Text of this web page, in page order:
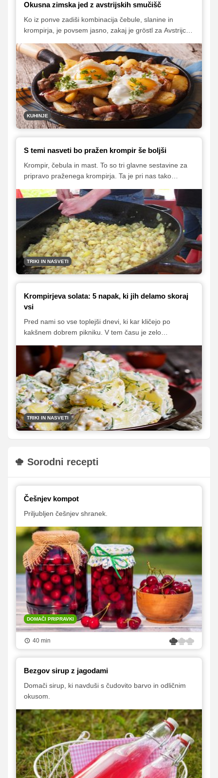
Okusna zimska jed z avstrijskih smučišč
Ko iz ponve zadiši kombinacija čebule, slanine in
krompirja, je povsem jasno, zakaj je gröstl za Avstrijce
celodnevnem smučanju, saj hitro vrača moč in
energijo, primeren pa je tudi kot krepek obrok, ki si ga
privoščimo na hladen zimski dan.
KUHINJE
S temi nasveti bo pražen krompir še boljši
Krompir, čebula in mast. To so tri glavne sestavine za
pripravo praženega krompirja. Ta je pri nas tako
ga priznali za samostojno jed. Še vedno ga namreč
največkrat uživamo kot prilogo mesu in klobasam.
TRIKI IN NASVETI
Krompirjeva solata: 5 napak, ki jih delamo skoraj
vsi
Pred nami so vse toplejši dnevi, ki kar kličejo po
kakšnem dobrem pikniku. V tem času je zelo
raznoraznim dobrotam z žara. Za vas smo pripravili
nekaj nasvetov, s katerimi se boste izognili
nepotrebnim napakam pri njeni pripravi.
TRIKI IN NASVETI
Sorodni recepti
Češnjev kompot
Priljubljen češnjev shranek.
DOMAČI PRIPRAVKI
40 min
Bezgov sirup z jagodami
Domači sirup, ki navduši s čudovito barvo in odličnim
okusom.